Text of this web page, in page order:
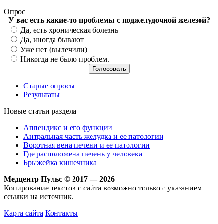
Опрос
У вас есть какие-то проблемы с поджелудочной железой?
Варианты
Да, есть хроническая болезнь
Да, иногда бывают
Уже нет (вылечили)
Никогда не было проблем.
Старые опросы
Результаты
Новые статьи раздела
Аппендикс и его функции
Антральная часть желудка и ее патологии
Воротная вена печени и ее патологии
Где расположена печень у человека
Брыжейка кишечника
Медцентр Пульс © 2017 — 2026
Копирование текстов с сайта возможно только с указанием
ссылки на источник.
Карта сайта Контакты